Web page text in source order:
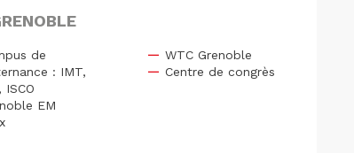
de
: IMT,
ISCO
EM
WTC Grenoble
Centre de congrès